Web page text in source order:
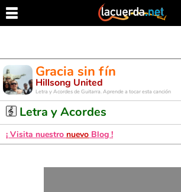
Gracia sin fín
Hillsong United
Letra y Acordes de Guitarra. Aprende a tocar esta canción
Letra y Acordes
¡ Visita nuestro nuevo Blog !